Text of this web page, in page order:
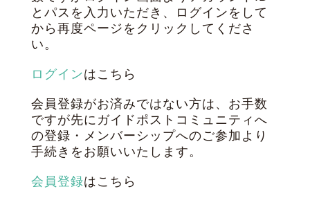
とパスを入力いただき、ログインをして
から再度ページをクリックしてくださ
い。
ログインはこちら
会員登録がお済みではない方は、お手数
ですが先にガイドポストコミュニティへ
の登録・メンバーシップへのご参加より
手続きをお願いいたします。
会員登録はこちら